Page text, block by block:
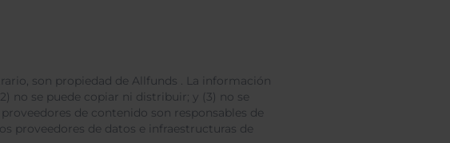
son propiedad de Allfunds . La información
no se puede copiar ni distribuir; y (3) no se
de contenido son responsables de
proveedores de datos e infraestructuras de